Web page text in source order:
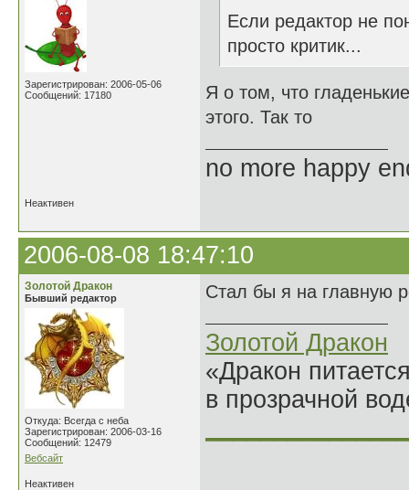
Зарегистрирован: 2006-05-06
Сообщений: 17180
Если редактор не
просто критик...
Я о том, что
этого. Так то
no more happy
Неактивен
2006-08-08 18:47:10
Золотой Дракон
Бывший редактор
Откуда: Всегда с неба
Зарегистрирован: 2006-03-16
Сообщений: 12479
Вебсайт
Стал бы я на главную
Золотой Дракон
«Дракон
в прозрачной
Неактивен